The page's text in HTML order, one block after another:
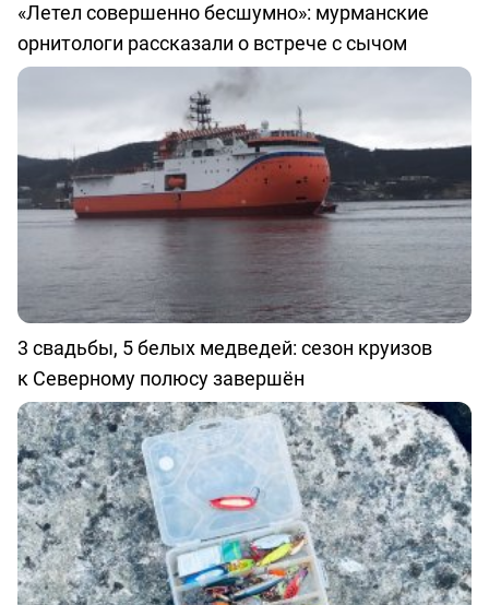
«Летел совершенно бесшумно»: мурманские
орнитологи рассказали о встрече с сычом
3 свадьбы, 5 белых медведей: сезон круизов
к Северному полюсу завершён